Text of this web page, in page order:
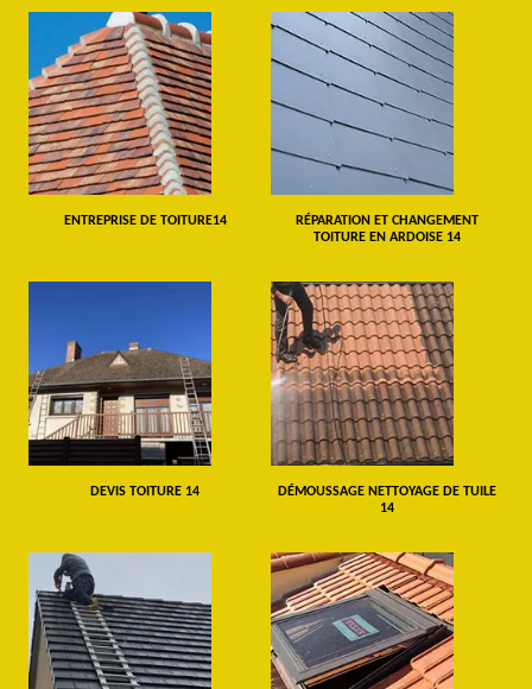
ENTREPRISE DE TOITURE14
RÉPARATION ET CHANGEMENT
TOITURE EN ARDOISE 14
DEVIS TOITURE 14
DÉMOUSSAGE NETTOYAGE DE TUILE
14